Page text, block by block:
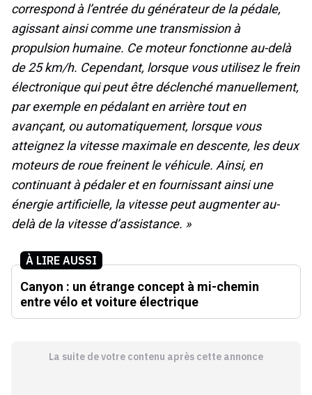
correspond à l’entrée du générateur de la pédale,
agissant ainsi comme une transmission à
propulsion humaine. Ce moteur fonctionne au-delà
de 25 km/h. Cependant, lorsque vous utilisez le frein
électronique qui peut être déclenché manuellement,
par exemple en pédalant en arrière tout en
avançant, ou automatiquement, lorsque vous
atteignez la vitesse maximale en descente, les deux
moteurs de roue freinent le véhicule. Ainsi, en
continuant à pédaler et en fournissant ainsi une
énergie artificielle, la vitesse peut augmenter au-
delà de la vitesse d’assistance. »
À LIRE AUSSI
Canyon : un étrange concept à mi-chemin
entre vélo et voiture électrique
La suite de votre contenu après cette annonce